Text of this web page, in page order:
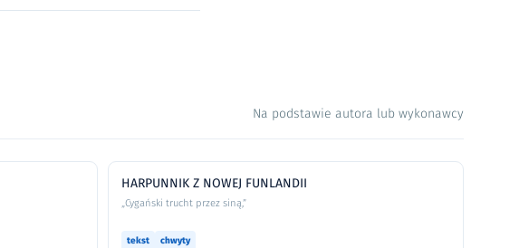
Na podstawie autora lub wykonawcy
HARPUNNIK Z NOWEJ FUNLANDII
„Cygański trucht przez siną,”
tekst chwyty